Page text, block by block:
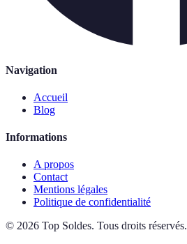
Navigation
Accueil
Blog
Informations
A propos
Contact
Mentions légales
Politique de confidentialité
© 2026 Top Soldes. Tous droits réservés.